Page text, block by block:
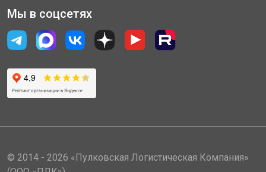
Мы в соцсетях
© 2014 - 2026 «Пулковская Логистическая Компания»